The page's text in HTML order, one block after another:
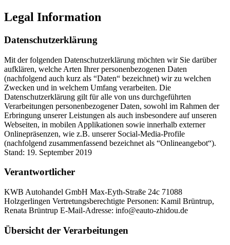
Legal Information
Datenschutzerklärung
Mit der folgenden Datenschutzerklärung möchten wir Sie darüber
aufklären, welche Arten Ihrer personenbezogenen Daten
(nachfolgend auch kurz als “Daten“ bezeichnet) wir zu welchen
Zwecken und in welchem Umfang verarbeiten. Die
Datenschutzerklärung gilt für alle von uns durchgeführten
Verarbeitungen personenbezogener Daten, sowohl im Rahmen der
Erbringung unserer Leistungen als auch insbesondere auf unseren
Webseiten, in mobilen Applikationen sowie innerhalb externer
Onlinepräsenzen, wie z.B. unserer Social-Media-Profile
(nachfolgend zusammenfassend bezeichnet als “Onlineangebot“).
Stand: 19. September 2019
Verantwortlicher
KWB Autohandel GmbH Max-Eyth-Straße 24c 71088
Holzgerlingen Vertretungsberechtigte Personen: Kamil Brüntrup,
Renata Brüntrup E-Mail-Adresse: info@eauto-zhidou.de
Übersicht der Verarbeitungen